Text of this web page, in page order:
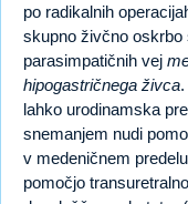
po radikalnih
skupno živčno oskrbo
parasimpatičnih vej
hipogastričnega živca
lahko urodinamska
snemanjem nudi
v medeničnem
pomočjo